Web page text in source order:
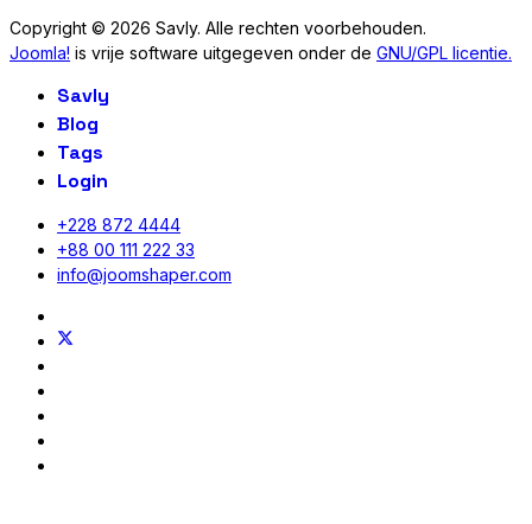
Copyright © 2026 Savly. Alle rechten voorbehouden.
Joomla! is vrije software uitgegeven onder de GNU/GPL licentie.
Savly
Blog
Tags
Login
+228 872 4444
+88 00 111 222 33
info@joomshaper.com